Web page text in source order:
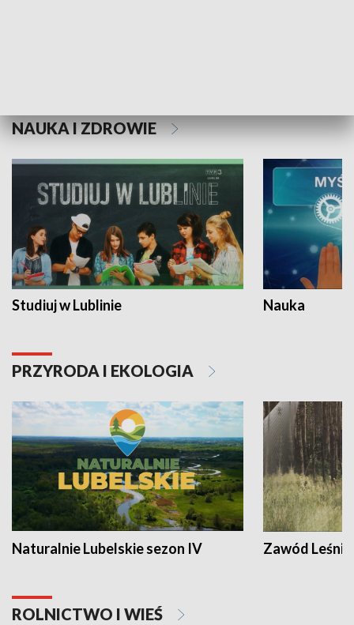
NAUKA I ZDROWIE
Studiuj w Lublinie Nauka
PRZYRODA I EKOLOGIA
Naturalnie Lubelskie sezon IV Zawód Leśnik
ROLNICTWO I WIEŚ